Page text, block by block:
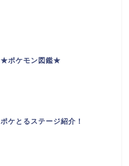
★ポケモン図鑑★
ポケとるステージ紹介！